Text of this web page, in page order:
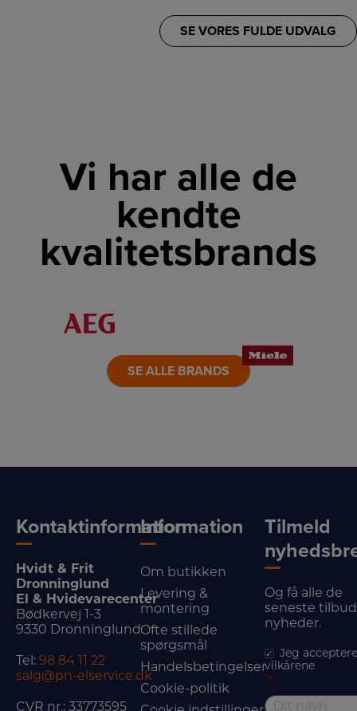
SE VORES FULDE UDVALG
Vi har alle de
kendte
kvalitetsbrands
LINK
SE ALLE BRANDS
Kontaktinformation
Hvidt & Frit
Dronninglund
El & Hvidevarecenter
Bødkervej 1-3
9330 Dronninglund
Tel: 98 84 11 22
salg@pn-elservice.dk
CVR nr.: 33773595
Information
Om butikken
Levering &
montering
Ofte stillede
spørgsmål
Handelsbetingelser
Cookie-politik
Tilmeld
Og få alle de
seneste
nyheder.
Jeg
vilkårene
*